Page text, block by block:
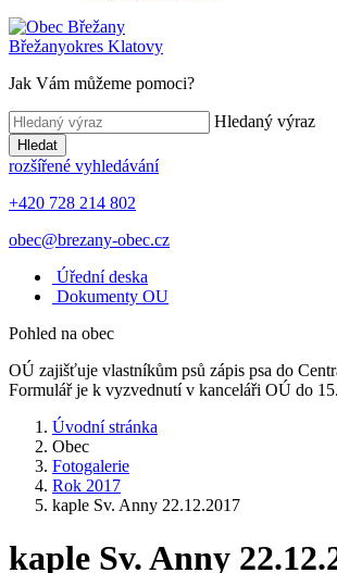
Břežanyokres Klatovy
Jak Vám můžeme pomoci?
Hledaný výraz
Hledat
rozšířené vyhledávání
+420 728 214 802
obec@brezany-obec.cz
Úřední deska
Dokumenty OU
Pohled na obec
OÚ zajišťuje vlastníkům psů zápis psa do
Formulář je k vyzvednutí v kanceláři OÚ do
Úvodní stránka
Obec
Fotogalerie
Rok 2017
kaple Sv. Anny 22.12.2017
kaple Sv. Anny